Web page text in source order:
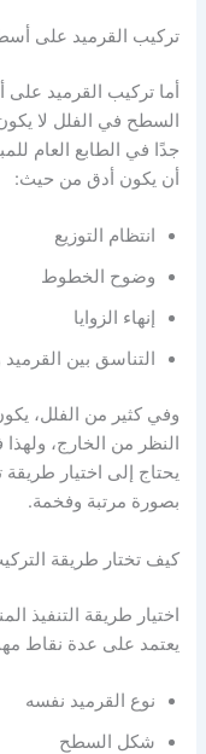
تركيب القرميد على
أما تركيب القرميد على
السطح في الفلل لا
جدًا في الطابع العام
أن يكون أدق من حيث:
انتظام التوزيع
وضوح الخطوط
إنهاء الزوايا
التناسق بين
وفي كثير من الفلل،
النظر من الخارج،
يحتاج إلى اختيار
بصورة مرتبة وفخمة.
كيف تختار طريقة
اختيار طريقة التنفيذ
يعتمد على عدة نقاط
نوع القرميد نفسه
شكل السطح